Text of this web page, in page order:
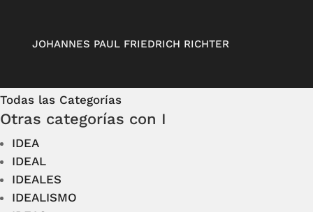
JOHANNES PAUL FRIEDRICH RICHTER
Todas las Categorías
Otras categorías con I
IDEA
IDEAL
IDEALES
IDEALISMO